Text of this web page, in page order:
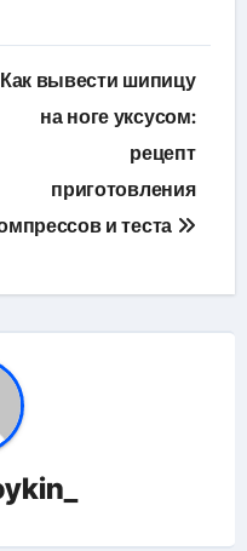
Как вывести шипицу
на ноге уксусом:
рецепт
приготовления
и теста